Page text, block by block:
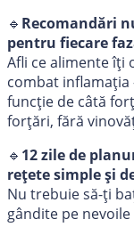
🔹 Recomandări
pentru fiecare
Afli ce alimente îți
combat inflamația
funcție de câtă
forțări, fără
🔹 12 zile de
rețete simple și
Nu trebuie să-ți
gândite pe